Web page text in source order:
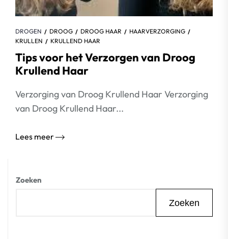
DROGEN DROOG DROOG HAAR
HAARVERZORGING
KRULLEN
KRULLEND HAAR
Tips voor het Verzorgen van Droog
Krullend Haar
Verzorging van Droog Krullend Haar Verzorging
van Droog Krullend Haar...
Lees meer
Zoeken
Zoeken